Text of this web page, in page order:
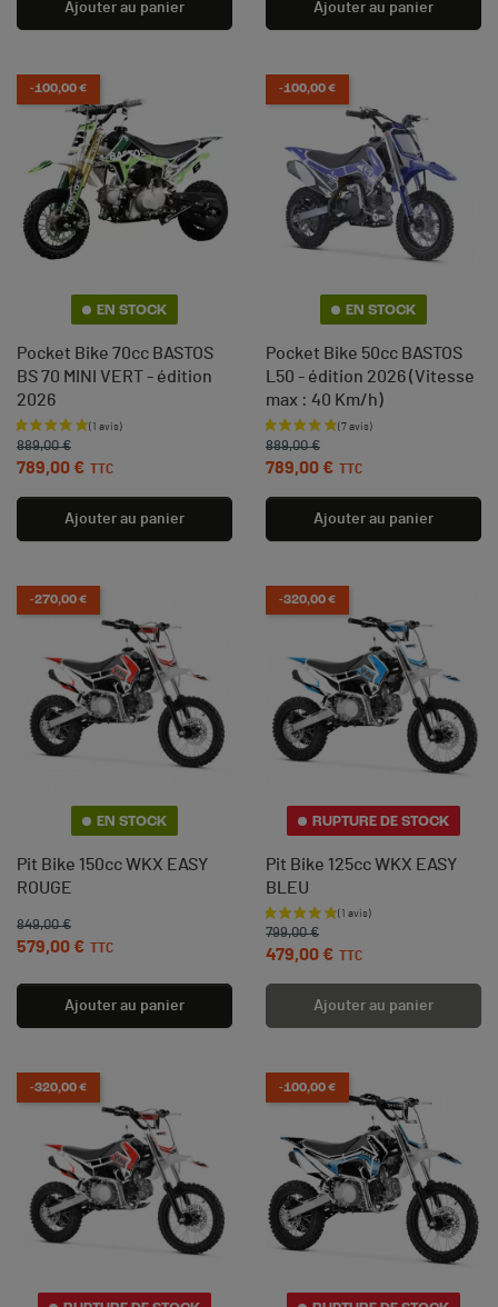
(2 avis)
(2 avis)
Ajouter au panier Ajouter au panier
-100,00 €
EN STOCK
Pocket Bike 70cc BASTOS
BS 70 MINI VERT - édition
2026
Prix de base
889,00 €
Prix
789,00 € TTC
Ajouter au panier
-100,00 €
EN STOCK
Pocket Bike 50cc BASTOS
L50 - édition 2026 (Vitesse
max : 40 Km/h)
Prix de base
889,00 €
Prix
789,00 € TTC
Ajouter au panier
-270,00 €
EN STOCK
Pit Bike 150cc WKX EASY
ROUGE
Prix de base
849,00 €
Prix
579,00 € TTC
Ajouter au panier
-320,00 €
RUPTURE DE STOCK
Pit Bike 125cc WKX EASY
BLEU
Prix de base
799,00 €
Prix
479,00 € TTC
Ajouter au panier
-320,00 € -100,00 €